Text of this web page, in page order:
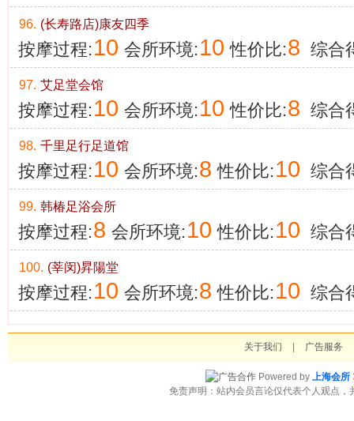
96. (长寿路店)康友四季
按摩过程: 10 会所环境: 10 性价比:8 综合
97. 艾足堂会馆
按摩过程: 10 会所环境: 10 性价比:8 综合
98. 千里足行足道馆
按摩过程: 10 会所环境:8 性价比: 10 综合
99. 韩椿足浴会所
按摩过程:8 会所环境: 10 性价比: 10 综合
100. (莘闵)昇陽堂
按摩过程: 10 会所环境:8 性价比: 10 综合
关于我们 广告服务
Powered by 上海会所
免责声明：站内会员言论仅代表个人观点